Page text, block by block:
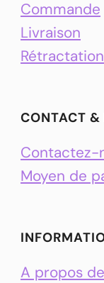
Commande
Livraison
CONTACT &
Contactez-
Moyen de
A propos